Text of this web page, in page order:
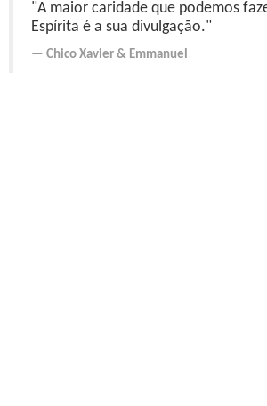
"A maior caridade que podemos
Espírita é a sua divulgação."
Chico Xavier & Emmanuel